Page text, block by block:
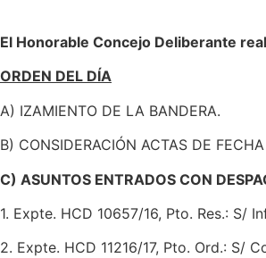
El Honorable Concejo Deliberante
ORDEN DEL DÍA
A) IZAMIENTO DE LA BANDERA.
B) CONSIDERACIÓN ACTAS DE
C) ASUNTOS ENTRADOS CON
1. Expte. HCD 10657/16, Pto. Res.: S/
2. Expte. HCD 11216/17, Pto. Ord.: S/